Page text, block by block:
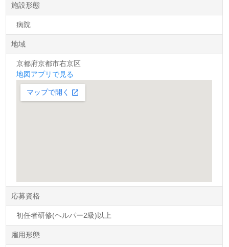
施設形態
病院
地域
京都府京都市右京区
地図アプリで見る
応募資格
初任者研修(ヘルパー2級)以上
雇用形態